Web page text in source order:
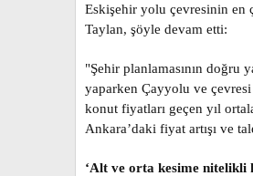
Eskişehir yolu çevresinin en
Taylan, şöyle devam etti:
"Şehir planlamasının doğru
yaparken Çayyolu ve çevresi
konut fiyatları geçen yıl
Ankara’daki fiyat artışı ve
‘Alt ve orta kesime nitelikli